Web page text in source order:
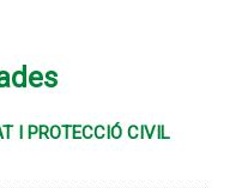
I PROTECCIÓ CIVIL